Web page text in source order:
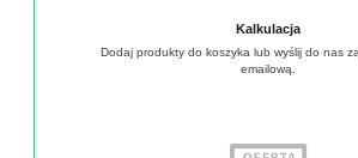
Kalkulacja
Dodaj produkty do koszyka lub wyślij do nas
emailową.